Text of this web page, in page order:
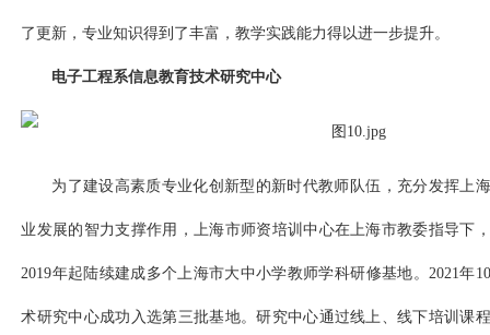
了更新，专业知识得到了丰富，教学实践能力得以进一步提升。
电子工程系信息教育技术研究中心
为了建设高素质专业化创新型的新时代教师队伍，充分发挥上
业发展的智力支撑作用，上海市师资培训中心在上海市教委指导下
2019年起陆续建成多个上海市大中小学教师学科研修基地。2021年
术研究中心成功入选第三批基地。研究中心通过线上、线下培训课